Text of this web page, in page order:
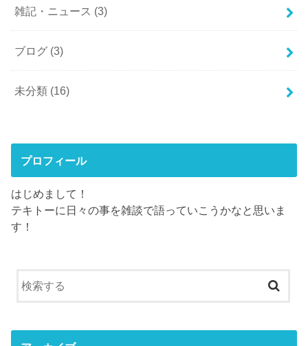
雑記・ニュース (3)
ブログ (3)
未分類 (16)
プロフィール
はじめまして！
テキトーに日々の事を雑談で語っていこうかなと思いま
す！